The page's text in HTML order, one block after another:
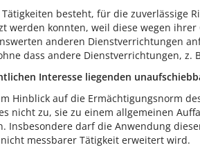
besteht, für die zuverlässige
werden konnten, weil diese wegen
anderen Dienstverrichtungen
dass andere Dienstverrichtungen,
Interesse liegenden
Hinblick auf die Ermächtigungsnorm
nicht zu, sie zu einem allgemeinen
Insbesondere darf die Anwendung
messbarer Tätigkeit erweitert wird.